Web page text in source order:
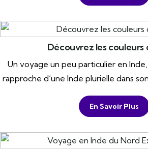
Découvrez les couleurs
Un voyage un peu particulier en
rapproche d’une Inde plurielle dans
En Savoir Plus